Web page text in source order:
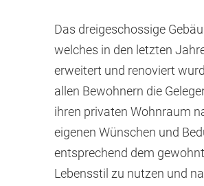
Das dreigeschossige
welches in den letzten
erweitert und renoviert
allen Bewohnern die
ihren privaten Wohnraum
eigenen Wünschen und
entsprechend dem
Lebensstil zu nutzen und